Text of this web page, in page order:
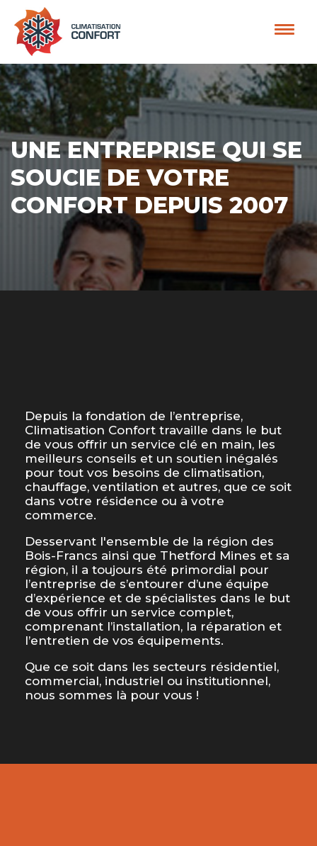
UNE ENTREPRISE QUI SE
SOUCIE DE VOTRE
CONFORT DEPUIS 2007
Depuis la fondation de l’entreprise,
Climatisation Confort travaille dans le but
de vous offrir un service clé en main, les
meilleurs conseils et un soutien inégalés
pour tout vos besoins de climatisation,
chauffage, ventilation et autres, que ce soit
dans votre résidence ou à votre
commerce.
Desservant l'ensemble de la région des
Bois-Francs ainsi que Thetford Mines et sa
région, il a toujours été primordial pour
l’entreprise de s’entourer d’une équipe
d’expérience et de spécialistes dans le but
de vous offrir un service complet,
comprenant l’installation, la réparation et
l’entretien de vos équipements.
Que ce soit dans les secteurs résidentiel,
commercial, industriel ou institutionnel,
nous sommes là pour vous !